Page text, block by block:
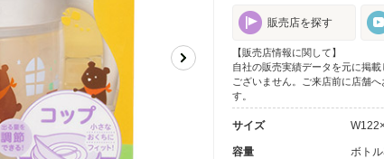
販売店を探す
【販売店情報に関して】
自社の販売実績データを元に掲
ございません。ご来店前に店舗
す。
サイズ
容量
ボト